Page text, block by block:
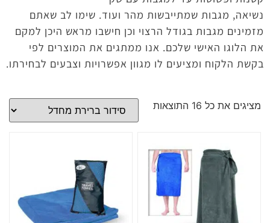
נשיאה, מגבות שמתייבשות מהר ועוד. שימו לב שאתם
מזמינים מגבות בגודל הרצוי וכן חישבו מראש היכן למקם
את הלוגו האישי שלכם. אנו ממתגים את המוצרים לפי
בקשת הלקוח ומציעים לו מגוון אפשרויות וצבעים לבחירתו.
מציגים את כל ⁦16⁩ התוצאות